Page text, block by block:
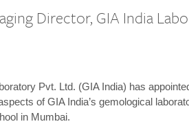
Director, GIA India
Pvt. Ltd. (GIA India) has
of GIA India’s gemological
in Mumbai.